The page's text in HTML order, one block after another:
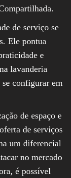
de serviço se
Ele pontua
e
lavanderia
configurar em
de espaço e
de serviços
um diferencial
no mercado
é possível